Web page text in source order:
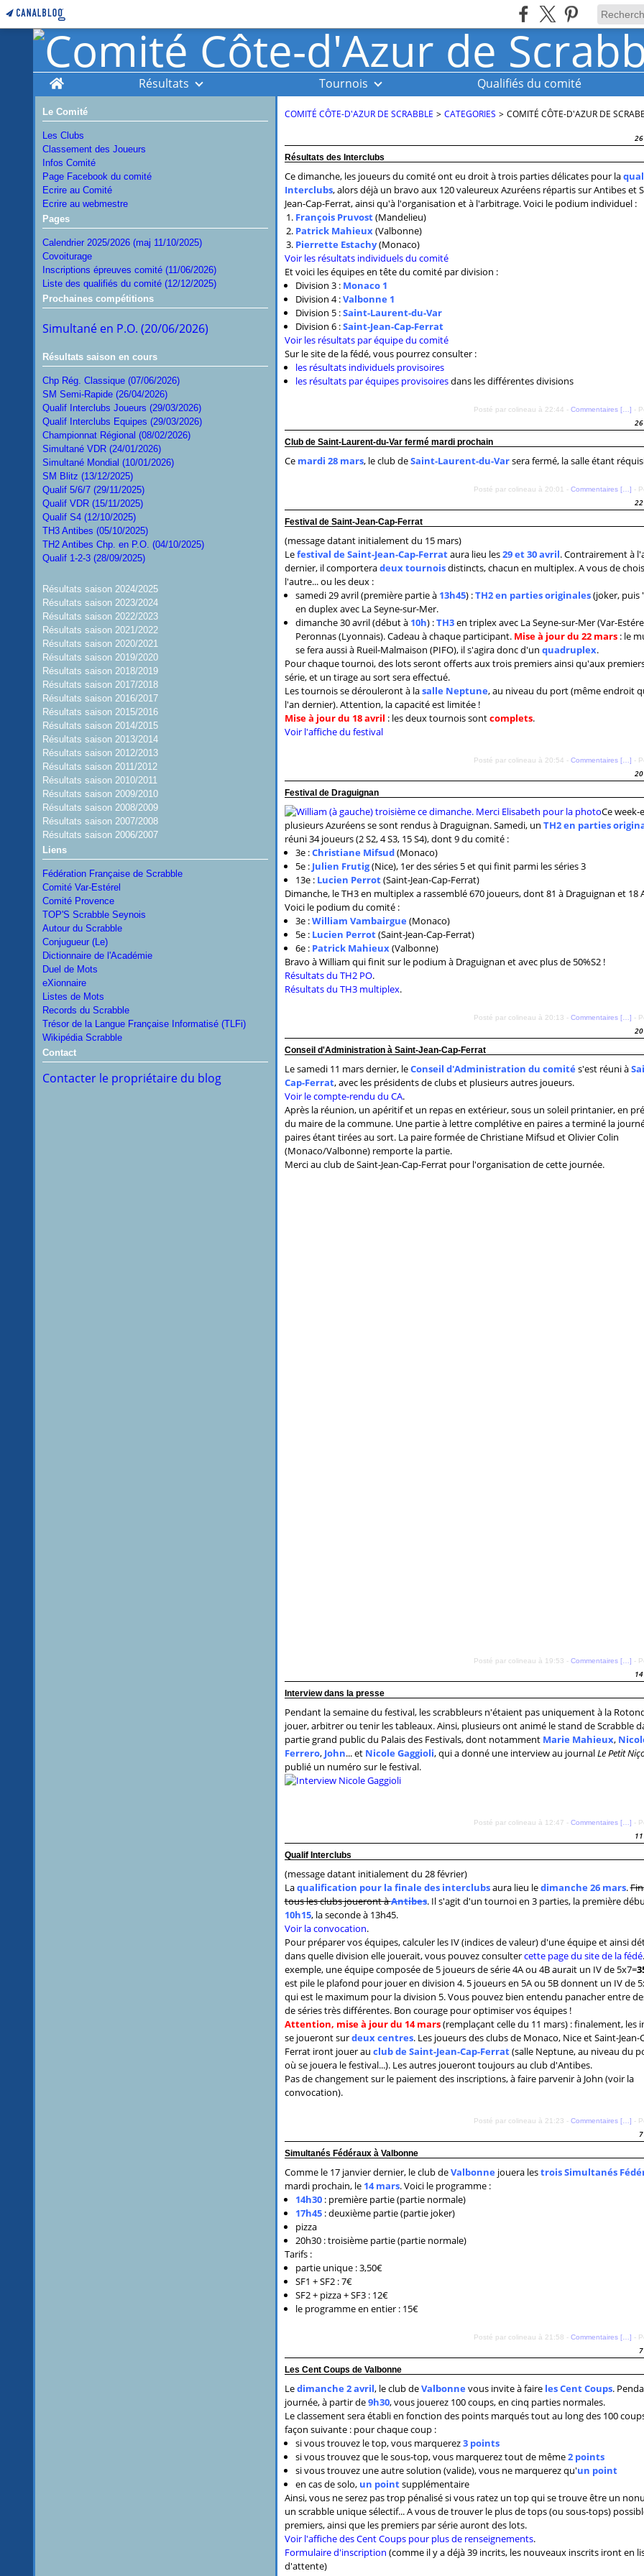
Home Résultats Tournois Qualifiés du comité
Le Comité
Les Clubs
Classement des Joueurs
Infos Comité
Page Facebook du comité
Ecrire au Comité
Ecrire au webmestre
Pages
Calendrier 2025/2026 (maj 11/10/2025)
Covoiturage
Inscriptions épreuves comité (11/06/2026)
Liste des qualifiés du comité (12/12/2025)
Prochaines compétitions
Simultané en P.O. (20/06/2026)
Résultats saison en cours
Chp Rég. Classique (07/06/2026)
SM Semi-Rapide (26/04/2026)
Qualif Interclubs Joueurs (29/03/2026)
Qualif Interclubs Equipes (29/03/2026)
Championnat Régional (08/02/2026)
Simultané VDR (24/01/2026)
Simultané Mondial (10/01/2026)
SM Blitz (13/12/2025)
Qualif 5/6/7 (29/11/2025)
Qualif VDR (15/11/2025)
Qualif S4 (12/10/2025)
TH3 Antibes (05/10/2025)
TH2 Antibes Chp. en P.O. (04/10/2025)
Qualif 1-2-3 (28/09/2025)
Résultats saison 2024/2025
Résultats saison 2023/2024
Résultats saison 2022/2023
Résultats saison 2021/2022
Résultats saison 2020/2021
Résultats saison 2019/2020
Résultats saison 2018/2019
Résultats saison 2017/2018
Résultats saison 2016/2017
Résultats saison 2015/2016
Résultats saison 2014/2015
Résultats saison 2013/2014
Résultats saison 2012/2013
Résultats saison 2011/2012
Résultats saison 2010/2011
Résultats saison 2009/2010
Résultats saison 2008/2009
Résultats saison 2007/2008
Résultats saison 2006/2007
Liens
Fédération Française de Scrabble
Comité Var-Estérel
Comité Provence
TOP'S Scrabble Seynois
Autour du Scrabble
Conjugueur (Le)
Dictionnaire de l'Académie
Duel de Mots
eXionnaire
Listes de Mots
Records du Scrabble
Trésor de la Langue Française Informatisé (TLFi)
Wikipédia Scrabble
Contact
Contacter le propriétaire du blog
COMITÉ CÔTE-D'AZUR DE SCRABBLE > CATEGORIES > COMITÉ CÔTE-D'AZUR DE
Résultats des Interclubs
Ce dimanche, les joueurs du comité ont eu droit à trois parties délicates pour la
Interclubs, alors déjà un bravo aux 120 valeureux Azuréens répartis sur Antibes et
Jean-Cap-Ferrat, ainsi qu'à l'organisation et à l'arbitrage. Voici le podium individuel :
François Pruvost(Mandelieu)
Patrick Mahieux(Valbonne)
Pierrette Estachy(Monaco)
Voir les résultats individuels du comité
Et voici les équipes en tête du comité par division :
Division 3 : Monaco 1
Division 4 :Valbonne 1
Division 5 :Saint-Laurent-du-Var
Division 6 :Saint-Jean-Cap-Ferrat
Voir les résultats par équipe du comité
Sur le site de la fédé, vous pourrez consulter :
les résultats individuels provisoires
les résultats par équipes provisoiresdans les différentes divisions
Posté par colineau à 22:44 - Commentaires [… ] -
Club de Saint-Laurent-du-Var fermé mardi prochain
Ce mardi 28 mars, le club deSaint-Laurent-du-Varsera fermé, la salle étant
Posté par colineau à 20:01 - Commentaires [… ] -
Festival de Saint-Jean-Cap-Ferrat
(message datant initialement du 15 mars)
Lefestival de Saint-Jean-Cap-Ferrataura lieu les29 et 30 avril. Contrairement à
dernier, il comporteradeux tournoisdistincts, chacun en multiplex. A vous de
l'autre... ou les deux :
samedi 29 avril (première partie à 13h45) :TH2 en parties originales(joker, puis
en duplex avec La Seyne-sur-Mer.
dimanche 30 avril (début à 10h) :TH3en triplex avec La Seyne-sur-Mer (Var-
Peronnas (Lyonnais). Cadeau à chaque participant. Mise à jour du 22 mars: le
se fera aussi à Rueil-Malmaison (PIFO), il s'agira donc d'un quadruplex.
Pour chaque tournoi, des lots seront offerts aux trois premiers ainsi qu'aux
série, et un tirage au sort sera effectué.
Les tournois se dérouleront à lasalle Neptune, au niveau du port (même endroit
l'an dernier). Attention, la capacité est limitée !
Mise à jour du 18 avril : les deux tournois sontcomplets.
Voir l'affiche du festival
Posté par colineau à 20:54 - Commentaires [… ] -
Festival de Draguignan
Ce week-
plusieurs Azuréens se sont rendus à Draguignan. Samedi, un TH2 en parties
réuni 34 joueurs (2 S2, 4 S3, 15 S4), dont 9 du comité :
3e:Christiane Mifsud(Monaco)
5e: Julien Frutig(Nice), 1erdes séries 5 et qui finit parmi les séries 3
13e: Lucien Perrot(Saint-Jean-Cap-Ferrat)
Dimanche, le TH3 en multiplex a rassemblé 670 joueurs, dont 81 à Draguignan et 18
Voici le podium du comité :
3e:William Vambairgue(Monaco)
5e: Lucien Perrot(Saint-Jean-Cap-Ferrat)
6e: Patrick Mahieux(Valbonne)
Bravo à William qui finit sur le podium à Draguignan et avec plus de 50%S2 !
Résultats du TH2 PO.
Résultats du TH3 multiplex.
Posté par colineau à 20:13 - Commentaires [… ] -
Conseil d'Administration à Saint-Jean-Cap-Ferrat
Le samedi 11 mars dernier, leConseil d'Administration du comités'est réuni à
Cap-Ferrat, avec les présidents de clubs et plusieurs autres joueurs.
Voir le compte-rendu du CA.
Après la réunion, un apéritif et un repas en extérieur, sous un soleil printanier, en
du maire de la commune. Une partie à lettre complétive en paires a terminé la
paires étant tirées au sort. La paire formée de Christiane Mifsud et Olivier Colin
(Monaco/Valbonne) remporte la partie.
Merci au club de Saint-Jean-Cap-Ferrat pour l'organisation de cette journée.
Posté par colineau à 19:53 - Commentaires [… ] -
Interview dans la presse
Pendant la semaine du festival, les scrabbleurs n'étaient pas uniquement à la
jouer, arbitrer ou tenir les tableaux. Ainsi, plusieurs ont animé le stand de Scrabble
partie grand public du Palais des Festivals, dont notamment Marie Mahieux,
Ferrero, John... et Nicole Gaggioli, qui a donné une interview au journalLe Petit
publié un numéro sur le festival.
Posté par colineau à 12:47 - Commentaires [… ] -
Qualif Interclubs
(message datant initialement du 28 février)
Laqualification pour la finale des interclubsaura lieu ledimanche 26 mars.
tous les clubs joueront àAntibes. Il s'agit d'un tournoi en 3 parties, la première
10h15, la seconde à 13h45.
Voir la convocation.
Pour préparer vos équipes, calculer les IV (indices de valeur) d'une équipe et ainsi
dans quelle division elle jouerait, vous pouvez consultercette page du site de la fédé
exemple, une équipe composée de 5 joueurs de série 4A ou 4B aurait un IV de 5x7=
est pile le plafond pour jouer en division 4. 5 joueurs en 5A ou 5B donnent un IV de
qui est le maximum pour la division 5. Vous pouvez bien entendu panacher entre
de séries très différentes. Bon courage pour optimiser vos équipes !
Attention, mise à jour du 14 mars(remplaçant celle du 11 mars) : finalement, les
se joueront surdeux centres. Les joueurs des clubs de Monaco, Nice et Saint-Jean-
Ferrat iront jouer au club de Saint-Jean-Cap-Ferrat(salle Neptune, au niveau du
où se jouera le festival...). Les autres joueront toujours au club d'Antibes.
Pas de changement sur le paiement des inscriptions, à faire parvenir à John (voir la
convocation).
Posté par colineau à 21:23 - Commentaires [… ] -
Simultanés Fédéraux à Valbonne
Comme le 17 janvier dernier, le club deValbonne jouera lestrois Simultanés
mardi prochain, le 14 mars. Voici le programme :
14h30: première partie (partie normale)
17h45: deuxième partie (partie joker)
pizza
20h30 : troisième partie (partie normale)
Tarifs :
partie unique : 3,50€
SF1 + SF2 : 7€
SF2 + pizza + SF3 : 12€
le programme en entier : 15€
Posté par colineau à 21:58 - Commentaires [… ] -
Les Cent Coups de Valbonne
Ledimanche 2 avril, le club deValbonnevous invite à faire lesCent Coups.
journée, à partir de9h30, vous jouerez 100 coups, en cinq parties normales.
Le classement sera établi en fonction des points marqués tout au long des 100
façon suivante : pour chaque coup :
si vous trouvez le top, vous marquerez3 points
si vous trouvez que le sous-top, vous marquerez tout de même2 points
si vous trouvez une autre solution (valide), vous ne marquerez qu'un point
en cas de solo, un pointsupplémentaire
Ainsi, vous ne serez pas trop pénalisé si vous ratez un top qui se trouve être un
un scrabble unique sélectif... A vous de trouver le plus de tops (ou sous-tops)
premiers, ainsi que les premiers par série auront des lots.
Voir l'affiche des Cent Coups pour plus de renseignements.
Formulaire d'inscription (comme il y a déjà 39 incrits, les nouveaux inscrits iront en
d'attente)